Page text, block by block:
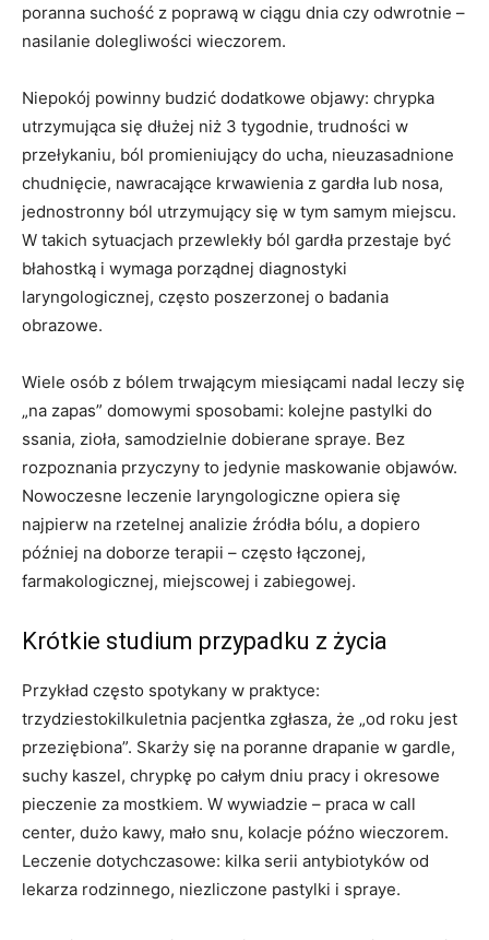
poranna suchość z poprawą w ciągu dnia czy odwrotnie –
nasilanie dolegliwości wieczorem.
Niepokój powinny budzić dodatkowe objawy: chrypka
utrzymująca się dłużej niż 3 tygodnie, trudności w
przełykaniu, ból promieniujący do ucha, nieuzasadnione
chudnięcie, nawracające krwawienia z gardła lub nosa,
jednostronny ból utrzymujący się w tym samym miejscu.
W takich sytuacjach przewlekły ból gardła przestaje być
błahostką i wymaga porządnej diagnostyki
laryngologicznej, często poszerzonej o badania
obrazowe.
Wiele osób z bólem trwającym miesiącami nadal leczy się
„na zapas” domowymi sposobami: kolejne pastylki do
ssania, zioła, samodzielnie dobierane spraye. Bez
rozpoznania przyczyny to jedynie maskowanie objawów.
Nowoczesne leczenie laryngologiczne opiera się
najpierw na rzetelnej analizie źródła bólu, a dopiero
później na doborze terapii – często łączonej,
farmakologicznej, miejscowej i zabiegowej.
Krótkie studium przypadku z życia
Przykład często spotykany w praktyce:
trzydziestokilkuletnia pacjentka zgłasza, że „od roku jest
przeziębiona”. Skarży się na poranne drapanie w gardle,
suchy kaszel, chrypkę po całym dniu pracy i okresowe
pieczenie za mostkiem. W wywiadzie – praca w call
center, dużo kawy, mało snu, kolacje późno wieczorem.
Leczenie dotychczasowe: kilka serii antybiotyków od
lekarza rodzinnego, niezliczone pastylki i spraye.